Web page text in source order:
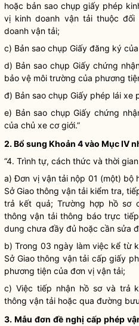
hoặc bản sao chụp giấy phép
vị kinh doanh vận tải thuộc
doanh vận tải;
c) Bản sao chụp Giấy đăng ký
d) Bản sao chụp Giấy chứng
bảo vệ môi trường của phương
đ) Bản sao chụp Giấy phép lái xe
e) Bản sao chụp Giấy chứng
của chủ xe cơ giới.”
2. Bổ sung Khoản 4 vào Mục IV
“4. Trình tự, cách thức và thời
a) Đơn vị vận tải nộp 01 (một) bộ
Sở Giao thông vận tải kiểm tra,
trả kết quả; Trường hợp hồ sơ
thông vận tải thông báo trực
dung chưa đầy đủ hoặc cần sửa
b) Trong 03 ngày làm việc kể từ
Sở Giao thông vận tải cấp giấy
phương tiện của đơn vị vận tải;
c) Việc tiếp nhận hồ sơ và trả
thông vận tải hoặc qua đường
3. Mẫu đơn đề nghị cấp phép